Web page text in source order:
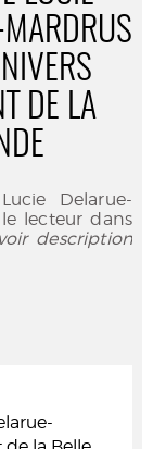
MARDRUS
DE LA
Delarue-
lecteur dans
description